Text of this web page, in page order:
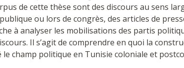
de cette thèse sont des discours au sens
ou lors de congrès, des articles de
à analyser les mobilisations des partis
Il s’agit de comprendre en quoi la
champ politique en Tunisie coloniale et